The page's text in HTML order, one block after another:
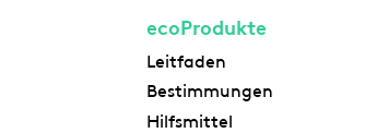
ecoProdukte
Leitfaden
Bestimmungen
Hilfsmittel